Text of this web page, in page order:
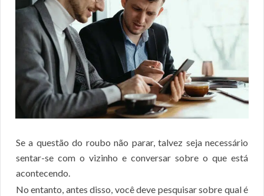
Se a questão do roubo não parar, talvez seja necessário
sentar-se com o vizinho e conversar sobre o que está
acontecendo.
No entanto, antes disso, você deve pesquisar sobre qual é